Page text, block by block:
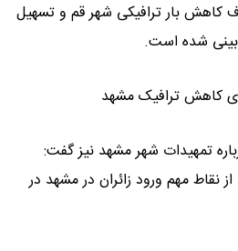
کاهش بار ترافیکی شهر قم و تسهیل
شده است.
کاهش ترافیک مشهد
تمهیدات شهر مشهد نیز گفت:
نقاط مهم ورود زائران در مشهد در